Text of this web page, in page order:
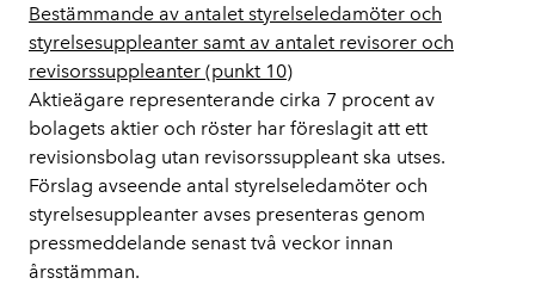
Bestämmande av antalet styrelseledamöter och
styrelsesuppleanter samt av antalet revisorer och
revisorssuppleanter (punkt 10)
Aktieägare representerande cirka 7 procent av
bolagets aktier och röster har föreslagit att ett
revisionsbolag utan revisorssuppleant ska utses.
Förslag avseende antal styrelseledamöter och
styrelsesuppleanter avses presenteras genom
pressmeddelande senast två veckor innan
årsstämman.